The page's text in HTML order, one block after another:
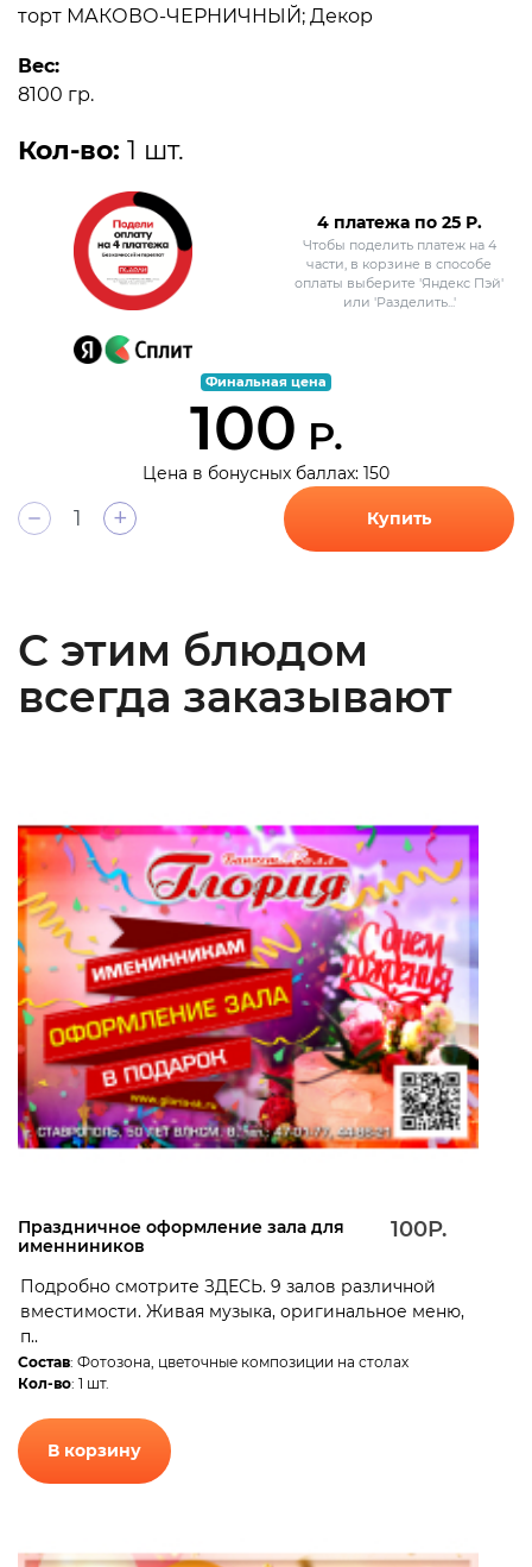
торт МАКОВО-ЧЕРНИЧНЫЙ; Декор
Вес:
8100 гр.
Кол-во: 1 шт.
4 платежа по 25Р.
Чтобы поделить платеж на 4
части, в корзине в способе
оплаты выберите 'Яндекс Пэй'
или 'Разделить...'
Финальная цена
100 Р.
Цена в бонусных баллах: 150
+ Купить
С этим блюдом
всегда заказывают
Праздничное оформление зала для
именниников
100Р.
Подробно смотрите ЗДЕСЬ. 9 залов различной
вместимости. Живая музыка, оригинальное меню,
п..
Состав: Фотозона, цветочные композиции на столах
Кол-во: 1 шт.
В корзину